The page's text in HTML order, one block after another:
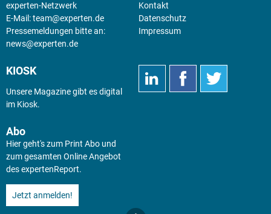
experten-Netzwerk
E-Mail:team@experten.de
Pressemeldungen bitte an:
news@experten.de
Kontakt
Datenschutz
Impressum
KIOSK
Unsere Magazine gibt es digital
im Kiosk.
Abo
Hier geht's zum Print Abo und
zum gesamten Online Angebot
des expertenReport.
Jetzt anmelden!